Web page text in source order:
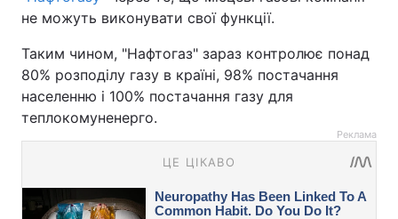
не можуть виконувати свої функції.
Таким чином, "Нафтогаз" зараз контролює понад
80% розподілу газу в країні, 98% постачання
населенню і 100% постачання газу для
теплокомуненерго.
Реклама